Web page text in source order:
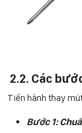
2.2. Các
Tiến hành thay
Bước 1: